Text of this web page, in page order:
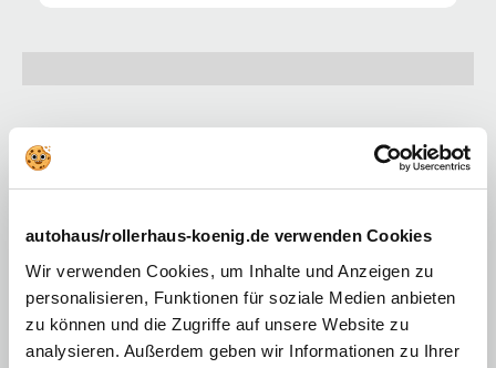
autohaus/rollerhaus-koenig.de verwenden Cookies
Wir verwenden Cookies, um Inhalte und Anzeigen zu
personalisieren, Funktionen für soziale Medien anbieten
zu können und die Zugriffe auf unsere Website zu
analysieren. Außerdem geben wir Informationen zu Ihrer
Unsere typenoffenen Meisterwerkstätten an über
Wir bieten Ihnen mit unseren erfahrenen und eingespielten
Teams in unseren typenoffenen Meisterwerkstätten neben
Reparaturen sämtliche Werkstattleistungen zum günstigen Preis
an. KFZ-Meister wie Spezialisten aus verschiedensten
Fachbereichen beraten Sie gern und stehen Ihnen mit
jahrerlanger Erfahrung und Know-how zur Seite.
Profitieren Sie auch von unserem königlichen Service in den
Bereichen Sicherheit, Wartung und Pflege. Rundum abgesichert